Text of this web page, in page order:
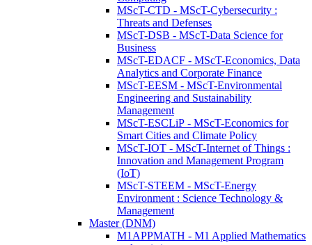
MScT-CTD - MScT-Cybersecurity :
Threats and Defenses
MScT-DSB - MScT-Data Science for
Business
MScT-EDACF - MScT-Economics, Data
Analytics and Corporate Finance
MScT-EESM - MScT-Environmental
Engineering and Sustainability
Management
MScT-ESCLiP - MScT-Economics for
Smart Cities and Climate Policy
MScT-IOT - MScT-Internet of Things :
Innovation and Management Program
(IoT)
MScT-STEEM - MScT-Energy
Environment : Science Technology &
Management
Master (DNM)
M1APPMATH - M1 Applied Mathematics